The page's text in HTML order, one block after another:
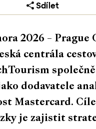
Sdílet
2026 – Prague
centrála
společně
dodavatele
Mastercard.
je zajistit